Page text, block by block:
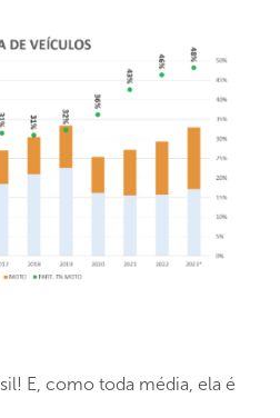
E, como toda média, ela é